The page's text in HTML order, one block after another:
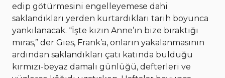
edip götürmesini engelleyemese dahi
saklandıkları yerden kurtardıkları tarih boyunca
yankılanacak. “İşte kızın Anne’ın bize bıraktığı
miras,” der Gies, Frank’a, onların yakalanmasının
ardından saklandıkları çatı katında bulduğu
kırmızı-beyaz damalı günlüğü, defterleri ve